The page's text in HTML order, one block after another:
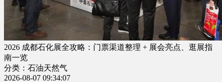
2026 成都石化展全攻略：门票渠道整理 + 展会亮点、逛展指
南一览
分类：石油天然气
2026-08-07 09:34:07